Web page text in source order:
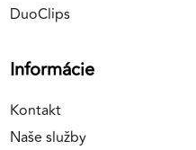
DuoClips
Informácie
Kontakt
Naše služby